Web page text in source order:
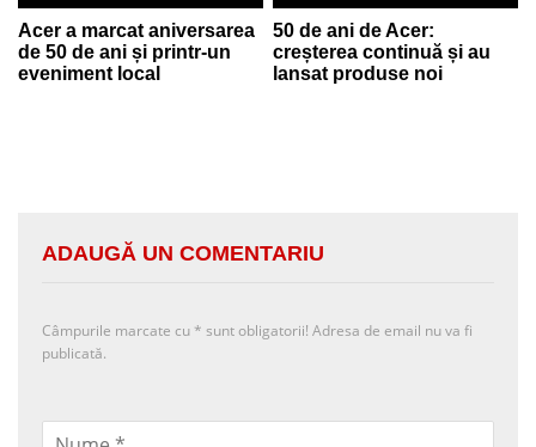
Acer a marcat aniversarea
de 50 de ani și printr-un
eveniment local
50 de ani de Acer:
creșterea continuă și au
lansat produse noi
ADAUGĂ UN COMENTARIU
Câmpurile marcate cu * sunt obligatorii! Adresa de email nu va fi
publicată.